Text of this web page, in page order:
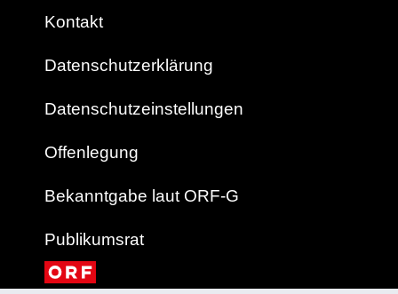
Kontakt
Datenschutzerklärung
Datenschutzeinstellungen
Offenlegung
Bekanntgabe laut ORF-G
Publikumsrat